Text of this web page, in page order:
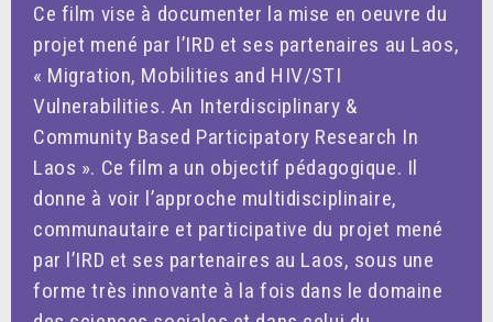
Ce film vise à documenter la mise en oeuvre du
projet mené par l’IRD et ses partenaires au Laos,
« Migration, Mobilities and HIV/STI
Vulnerabilities. An Interdisciplinary &
Community Based Participatory Research In
Laos ». Ce film a un objectif pédagogique. Il
donne à voir l’approche multidisciplinaire,
communautaire et participative du projet mené
par l’IRD et ses partenaires au Laos, sous une
forme très innovante à la fois dans le domaine